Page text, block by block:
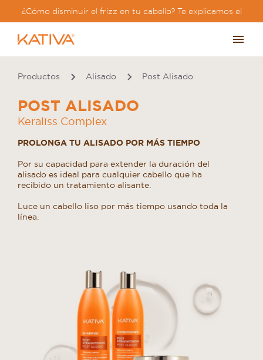
¿Cómo disminuir el frizz en tu cabello? Te explicamos el
Productos Alisado Post Alisado
POST ALISADO
Keraliss Complex
PROLONGA TU ALISADO POR MÁS TIEMPO
Por su capacidad para extender la duración del
alisado es ideal para cualquier cabello que ha
recibido un tratamiento alisante.
Luce un cabello liso por más tiempo usando toda la
línea.